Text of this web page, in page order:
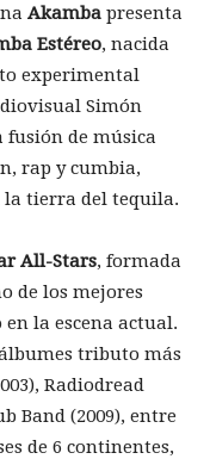
Akamba presenta
Estéreo, nacida
experimental
Simón
fusión de música
rap y cumbia,
la tierra del tequila.
All-Stars, formada
de los mejores
la escena actual.
tributo más
Radiodread
Band (2009), entre
de 6 continentes,